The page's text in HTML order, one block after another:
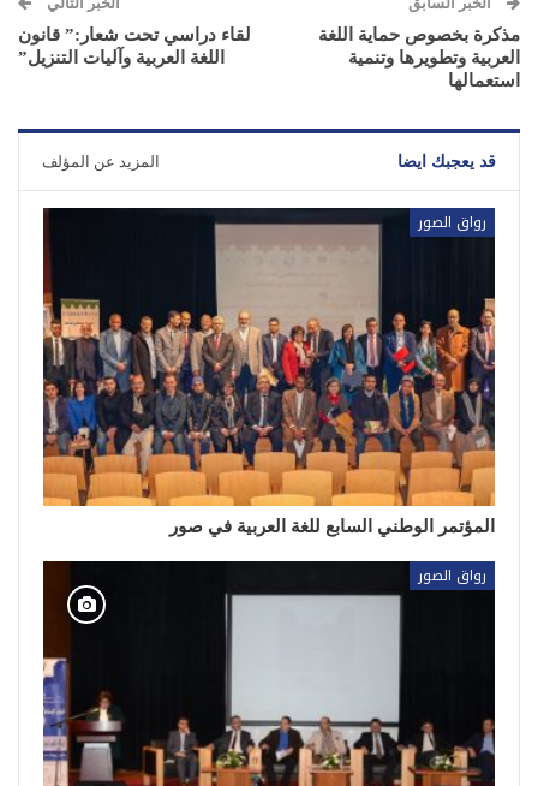
مذكرة بخصوص حماية اللغة
العربية وتطويرها وتنمية
استعمالها
لقاء دراسي تحت شعار:” قانون
اللغة العربية وآليات التنزيل”
قد يعجبك ايضا المزيد عن المؤلف
رواق الصور
المؤتمر الوطني السابع للغة العربية في صور
رواق الصور